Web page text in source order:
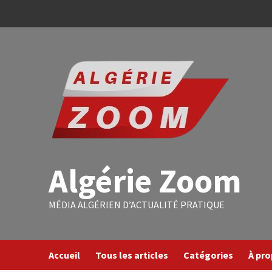
Algérie Zoom
MÉDIA ALGÉRIEN D’ACTUALITÉ PRATIQUE
Accueil Tous les articles Catégories À